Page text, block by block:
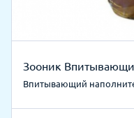
Зооник
Впитывающий